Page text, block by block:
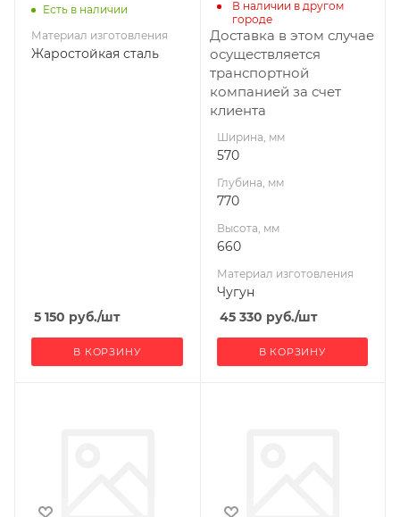
Есть в наличии
Материал изготовления
Жаростойкая сталь
5 150 руб./шт
В КОРЗИНУ
Дрова
Диаметр дымохода,
мм
115
Длина дров, мм
340
Масса камней, кг
140
Гарантия, мес.
12
В наличии в другом
городе
Доставка в этом случае
осуществляется
транспортной
компанией за счет
клиента
Ширина, мм
570
Глубина, мм
770
Высота, мм
660
Материал изготовления
Чугун
45 330 руб./шт
В КОРЗИНУ